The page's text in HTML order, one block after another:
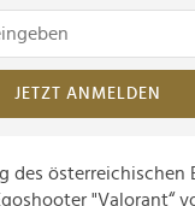
JETZT ANMELDEN
des österreichischen
"Valorant“